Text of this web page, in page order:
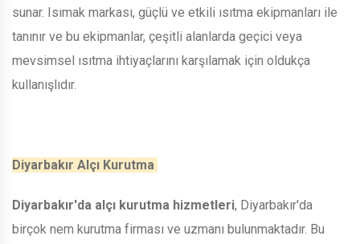
sunar. Isımak markası, güçlü ve etkili ısıtma ekipmanları ile
tanınır ve bu ekipmanlar, çeşitli alanlarda geçici veya
mevsimsel ısıtma ihtiyaçlarını karşılamak için oldukça
kullanışlıdır.
Diyarbakır Alçı Kurutma
Diyarbakır'da alçı kurutma hizmetleri, Diyarbakır'da
birçok nem kurutma firması ve uzmanı bulunmaktadır. Bu